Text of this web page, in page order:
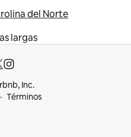
del Norte
largas
Inc.
Términos